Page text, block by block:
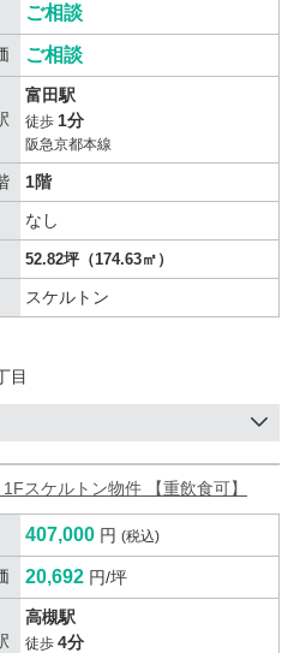
ご相談
ご相談
富田駅
徒歩 1分
阪急京都本線
1階
なし
52.82坪（174.63㎡）
スケルトン
目
スケルトン物件 【重飲食可】
407,000 円 (税込)
20,692 円/坪
高槻駅
徒歩 4分